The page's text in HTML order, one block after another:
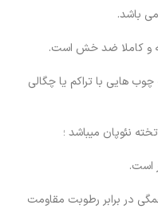
باشد.
و کاملا ضد خش است.
هایی با تراکم یا چگالی
است.
در برابر رطوبت مقاومت